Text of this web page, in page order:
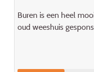
Buren is een heel
oud weeshuis